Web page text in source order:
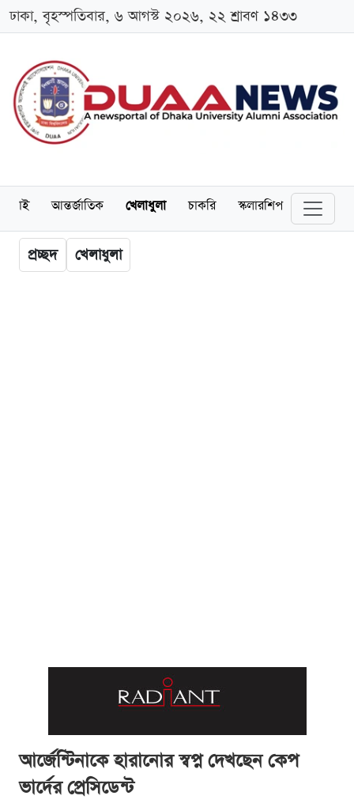
ঢাকা, বৃহস্পতিবার, ৬ আগস্ট ২০২৬, ২২ শ্রাবণ ১৪৩৩
আন্তর্জাতিক খেলাধুলা চাকরি স্কলারশিপ বিনোদন
প্রচ্ছদ খেলাধুলা
আর্জেন্টিনাকে হারানোর স্বপ্ন দেখছেন কেপ
ভার্দের প্রেসিডেন্ট